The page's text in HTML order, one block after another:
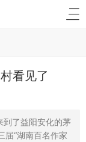
看见了
到了益阳安化的茅
届“湖南百名作家